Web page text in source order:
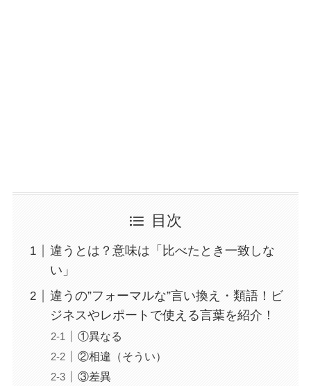
目次
違うとは？意味は「比べたとき一致しな
い」
違うの”フォーマルな”言い換え・類語！ビ
ジネスやレポートで使える言葉を紹介！
①異なる
②相違（そうい）
③差異